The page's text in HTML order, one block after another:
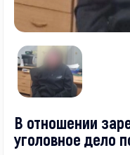
В отношении
уголовное дело